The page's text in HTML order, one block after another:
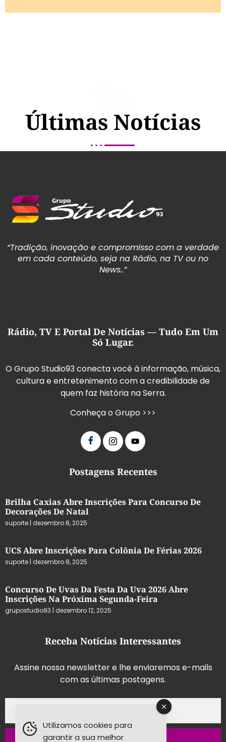
Últimas Notícias
“Tradição, inovação e compromisso com a verdade
em cada conteúdo, seja na Rádio, na TV ou no
News..”
Rádio, TV E Portal De Notícias — Tudo Em Um
Só Lugar.
O Grupo Studio93 conecta você à informação, música,
cultura e entretenimento com a credibilidade de
quem faz história na Serra.
Conheça o Grupo >>>
Postagens Recentes
Brilha Caxias Abre Inscrições Para Concurso De
Decorações De Natal
suporte dezembro 8, 2025
UCS Abre Inscrições Para Colônia De Férias 2026
suporte dezembro 8, 2025
Concurso De Uvas Da Festa Da Uva 2026 Abre
Inscrições Na Próxima Segunda-Feira
grupostudio93 dezembro 12, 2025
Receba Notícias Interessantes
Assine nossa newsletter e lhe enviaremos e-mails
com as últimas postagens.
Utilizamos cookies para
garantir a sua melhor